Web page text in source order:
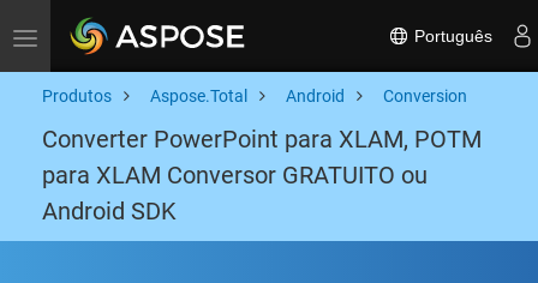
Toggle navigation Português
Produtos Aspose.Total Android Conversion
Converter PowerPoint para XLAM, POTM
para XLAM Conversor GRATUITO ou
Android SDK